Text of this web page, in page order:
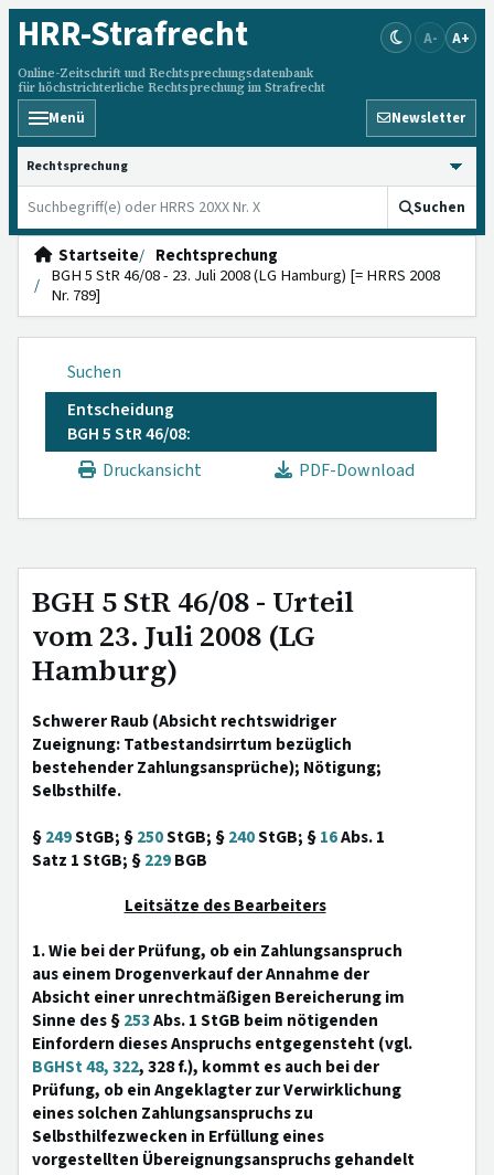
HRR-Strafrecht
Online-Zeitschrift und Rechtsprechungsdatenbank
für höchstrichterliche Rechtsprechung im Strafrecht
A- A+
Menü Newsletter
HRRS durchsuchen
Suchen
Startseite
Rechtsprechung
BGH 5 StR 46/08 - 23. Juli 2008 (LG Hamburg) [= HRRS 2008
Nr. 789]
Suchen
Entscheidung
BGH 5 StR 46/08:
Druckansicht
PDF-Download
BGH 5 StR 46/08 - Urteil
vom 23. Juli 2008 (LG
Hamburg)
Schwerer Raub (Absicht rechtswidriger
Zueignung: Tatbestandsirrtum bezüglich
bestehender Zahlungsansprüche); Nötigung;
Selbsthilfe.
§249StGB; §250StGB; §240StGB; §16Abs. 1
Satz 1 StGB; §229BGB
Leitsätze des Bearbeiters
1. Wie bei der Prüfung, ob ein Zahlungsanspruch
aus einem Drogenverkauf der Annahme der
Absicht einer unrechtmäßigen Bereicherung im
Sinne des §253Abs. 1 StGB beim nötigenden
Einfordern dieses Anspruchs entgegensteht (vgl.
BGHSt 48, 322, 328 f.), kommt es auch bei der
Prüfung, ob ein Angeklagter zur Verwirklichung
eines solchen Zahlungsanspruchs zu
Selbsthilfezwecken in Erfüllung eines
vorgestellten Übereignungsanspruchs gehandelt